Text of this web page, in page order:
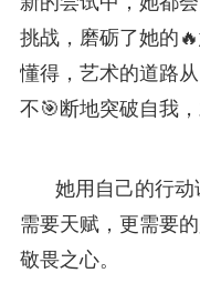
挑战，磨砺了她的
懂得，艺术的道路
不🎯断地突破自我
她用自己的行
需要天赋，更需要
敬畏之心。